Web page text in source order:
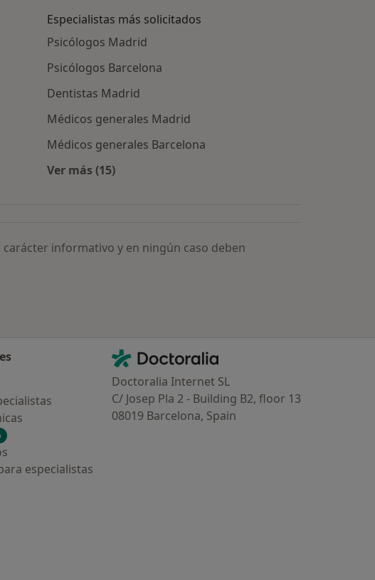
Especialistas más solicitados
Psicólogos Madrid
Psicólogos Barcelona
Dentistas Madrid
Médicos generales Madrid
Médicos generales Barcelona
Ver más (15)
informativo y en ningún caso deben
especialistas
Contacto
Doctoralia - Página de inicio
Doctoralia Internet SL
C/ Josep Pla 2 - Building B2, floor 13
08019 Barcelona, Spain